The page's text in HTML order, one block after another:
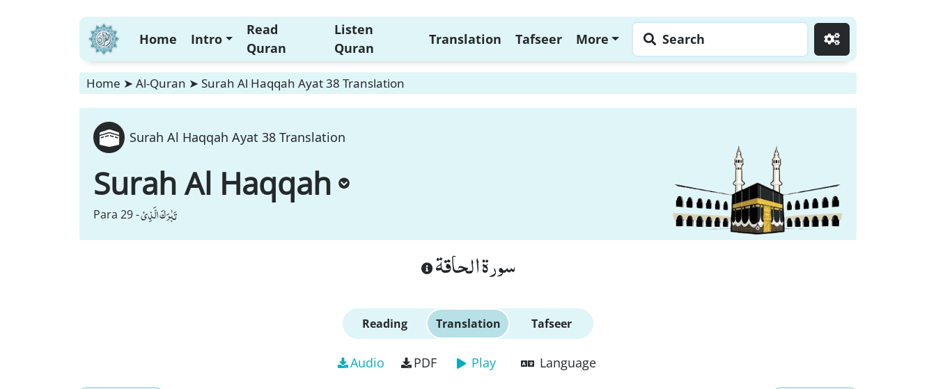
Home Intro
Read
Quran
Listen
Quran
Translation Tafseer More Search
Home ➤ Al-Quran ➤ Surah Al Haqqah Ayat 38 Translation
Surah Al Haqqah Ayat 38 Translation
Surah Al Haqqah
Para 29 -تَبٰرَكَ الَّذِیْ
سورة الحاقة
Reading Translation Tafseer
Audio PDF Play Language